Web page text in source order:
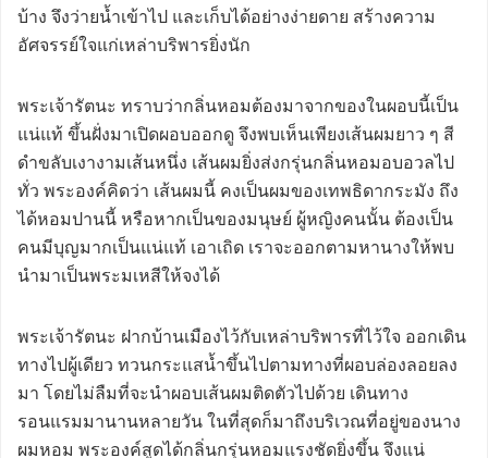
บ้าง จึงว่ายน้ำเข้าไป และเก็บได้อย่างง่ายดาย สร้างความ
อัศจรรย์ใจแก่เหล่าบริพารยิ่งนัก
พระเจ้ารัตนะ ทราบว่ากลิ่นหอมต้องมาจากของในผอบนี้เป็น
แน่แท้ ขึ้นฝั่งมาเปิดผอบออกดู จึงพบเห็นเพียงเส้นผมยาว ๆ สี
ดำขลับเงางามเส้นหนึ่ง เส้นผมยิ่งส่งกรุ่นกลิ่นหอมอบอวลไป
ทั่ว พระองค์คิดว่า เส้นผมนี้ คงเป็นผมของเทพธิดากระมัง ถึง
ได้หอมปานนี้ หรือหากเป็นของมนุษย์ ผู้หญิงคนนั้น ต้องเป็น
คนมีบุญมากเป็นแน่แท้ เอาเถิด เราจะออกตามหานางให้พบ
นำมาเป็นพระมเหสีให้จงได้
พระเจ้ารัตนะ ฝากบ้านเมืองไว้กับเหล่าบริพารที่ไว้ใจ ออกเดิน
ทางไปผู้เดียว ทวนกระแสน้ำขึ้นไปตามทางที่ผอบล่องลอยลง
มา โดยไม่ลืมที่จะนำผอบเส้นผมติดตัวไปด้วย เดินทาง
รอนแรมมานานหลายวัน ในที่สุดก็มาถึงบริเวณที่อยู่ของนาง
ผมหอม พระองค์สูดได้กลิ่นกรุ่นหอมแรงชัดยิ่งขึ้น จึงแน่